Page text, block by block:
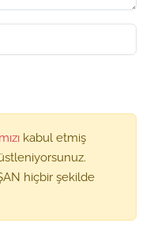
kabul etmiş
hiçbir şekilde